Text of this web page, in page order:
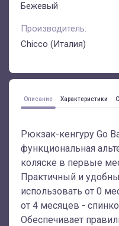
Бежевый
Производитель:
Chicco (Италия)
Описание Характеристики
Рюкзак-кенгуру Go
функциональная
коляске в первые
Практичный и
использовать от 0
от 4 месяцев -
Обеспечивает